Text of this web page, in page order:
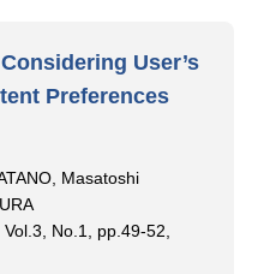
User’s
Preferences
Masatoshi
No.1, pp.49-52,